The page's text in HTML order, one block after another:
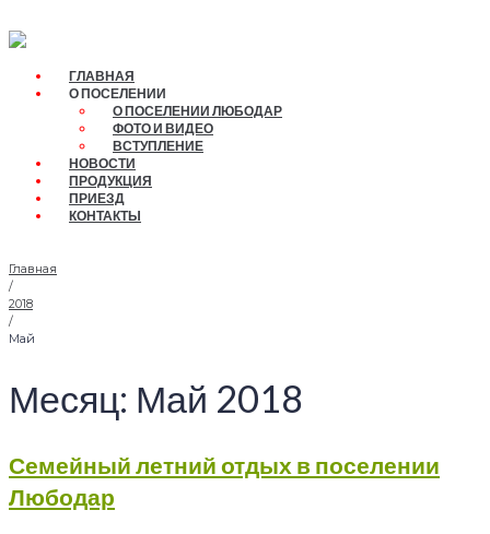
к
контентуГЛАВНАЯ
О ПОСЕЛЕНИИ
О ПОСЕЛЕНИИ ЛЮБОДАР
ФОТО И ВИДЕО
ВСТУПЛЕНИЕ
НОВОСТИ
ПРОДУКЦИЯ
ПРИЕЗД
КОНТАКТЫ
Главная
/
2018
/
Май
Месяц: Май 2018
Семейный летний отдых в поселении
Любодар